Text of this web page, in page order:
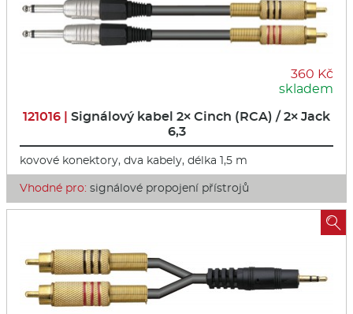
360 Kč
skladem
121016 | Signálový kabel 2× Cinch (RCA) / 2× Jack
6,3
kovové konektory, dva kabely, délka 1,5 m
Vhodné pro: signálové propojení přístrojů
